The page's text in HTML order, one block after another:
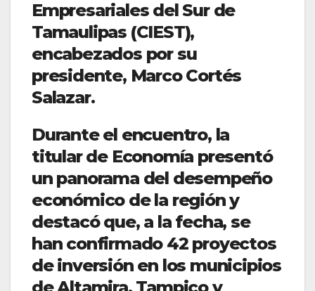
Empresariales del Sur de
Tamaulipas (CIEST),
encabezados por su
presidente, Marco Cortés
Salazar.
Durante el encuentro, la
titular de Economía presentó
un panorama del desempeño
económico de la región y
destacó que, a la fecha, se
han confirmado 42 proyectos
de inversión en los municipios